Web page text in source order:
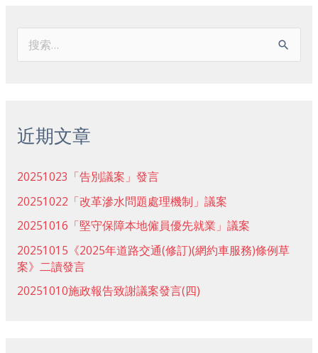
近期文章
20251023「告別議案」發言
20251022「改革滲水問題處理機制」議案
20251016「堅守保障本地僱員優先就業」議案
20251015《2025年道路交通(修訂)(網約車服務)條例草
案》二讀發言
20251010施政報告致謝議案發言(四)